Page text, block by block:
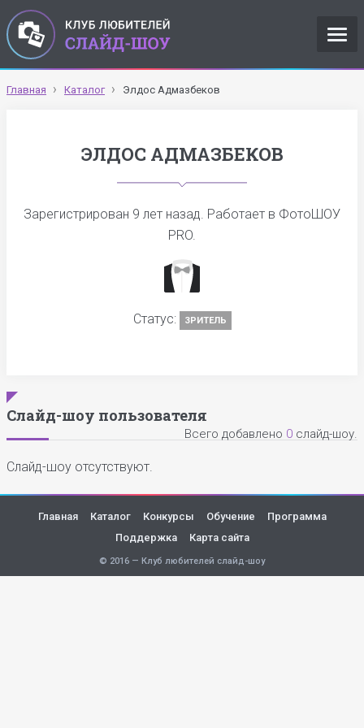
Главная Каталог Элдос Адмазбеков
ЭЛДОС АДМАЗБЕКОВ
Зарегистрирован 9 лет назад. Работает в ФотоШОУ
PRO.
Статус: ЗРИТЕЛЬ
Слайд-шоу пользователя
Всего добавлено 0 слайд-шоу.
Слайд-шоу отсутствуют.
Главная Каталог Конкурсы Обучение
Программа
Поддержка
Карта сайта
© 2016 — Клуб любителей слайд-шоу